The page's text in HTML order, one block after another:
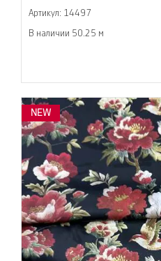
Артикул: 14497
В наличии 50.25 м
NEW